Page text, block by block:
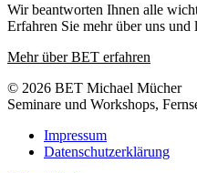
Wir beantworten Ihnen alle
Erfahren Sie mehr über uns und
Mehr über BET erfahren
© 2026 BET Michael Mücher
Seminare und Workshops,
Impressum
Datenschutzerklärung